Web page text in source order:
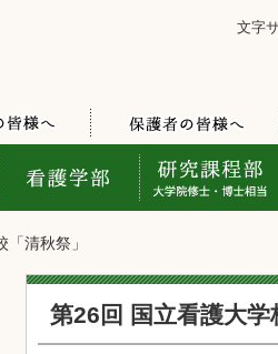
文字
清秋祭」
第26回 国立看護大学